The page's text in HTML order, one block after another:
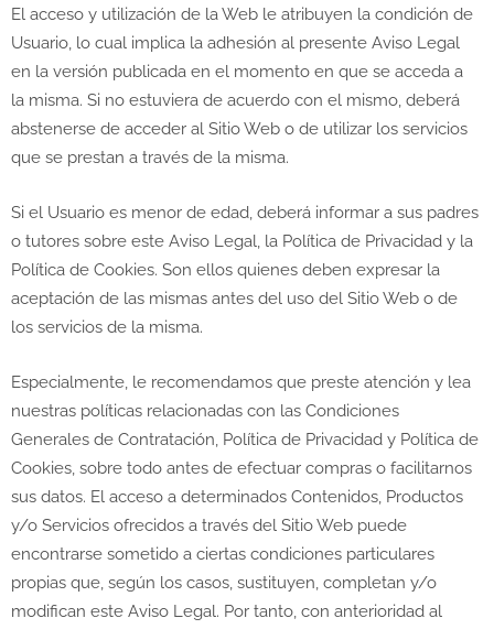
El acceso y utilización de la Web le atribuyen la condición de
Usuario, lo cual implica la adhesión al presente Aviso Legal
en la versión publicada en el momento en que se acceda a
la misma. Si no estuviera de acuerdo con el mismo, deberá
abstenerse de acceder al Sitio Web o de utilizar los servicios
que se prestan a través de la misma.
Si el Usuario es menor de edad, deberá informar a sus padres
o tutores sobre este Aviso Legal, la Política de Privacidad y la
Política de Cookies. Son ellos quienes deben expresar la
aceptación de las mismas antes del uso del Sitio Web o de
los servicios de la misma.
Especialmente, le recomendamos que preste atención y lea
nuestras políticas relacionadas con las Condiciones
Generales de Contratación, Política de Privacidad y Política de
Cookies, sobre todo antes de efectuar compras o facilitarnos
sus datos. El acceso a determinados Contenidos, Productos
y/o Servicios ofrecidos a través del Sitio Web puede
encontrarse sometido a ciertas condiciones particulares
propias que, según los casos, sustituyen, completan y/o
modifican este Aviso Legal. Por tanto, con anterioridad al